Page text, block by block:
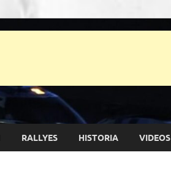
RALLYES HISTORIA VIDEOS